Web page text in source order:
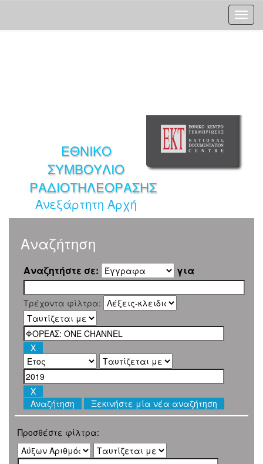
ΕΘΝΙΚΟ
ΣΥΜΒΟΥΛΙΟ
ΡΑΔΙΟΤΗΛΕΟΡΑΣΗΣ
Ανεξάρτητη Αρχή
Αναζήτηση
Αναζητήστε σε: για
Τρέχοντα φίλτρα:
Ξεκινήστε μία νέα αναζήτηση
Προσθέστε φίλτρα: